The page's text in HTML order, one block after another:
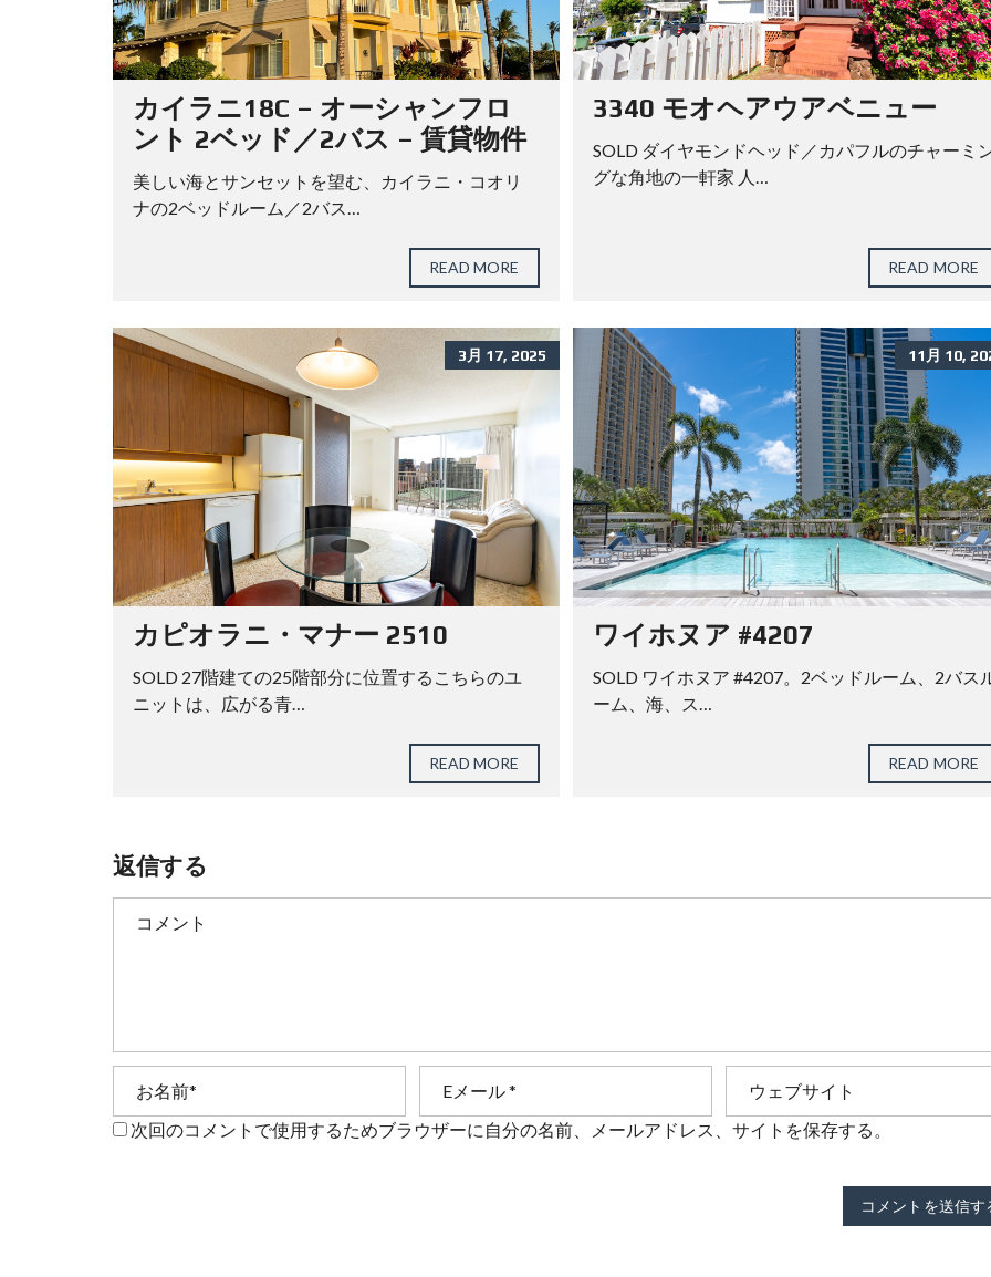
T
A
T
E
,
H
E
R
S
V
I
C
ハ
イ
ス
オ
ー
ク
ラ
カイラニ18C – オーシャンフロ
ント 2ベッド／2バス – 賃貸物件
美しい海とサンセットを望む、カイラニ・コオリ
ナの2ベッドルーム／2バス…
READ MORE
3340 モオヘアウアベニュー
SOLD ダイヤモンドヘッド／カパフルのチャーミ
グな角地の一軒家 人…
READ MORE
3月 17, 2025
カピオラニ・マナー 2510
SOLD 27階建ての25階部分に位置するこちらのユ
ニットは、広がる青…
READ MORE
11月 10,
ワイホヌア #4207
SOLD ワイホヌア #4207。2ベッドルーム、2バス
ーム、海、ス…
READ MORE
返信する
次回のコメントで使用するためブラウザーに自分の名前、メールアドレス、サイトを保存する。
コメントを送信す